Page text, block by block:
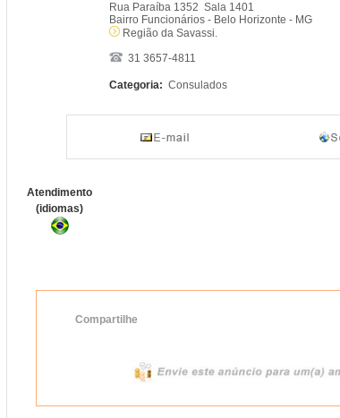
Rua Paraíba 1352 Sala 1401
Bairro Funcionários - Belo Horizonte - MG
Região da Savassi.
31 3657-4811
Categoria: Consulados
Atendimento
(idiomas)
Compartilhe